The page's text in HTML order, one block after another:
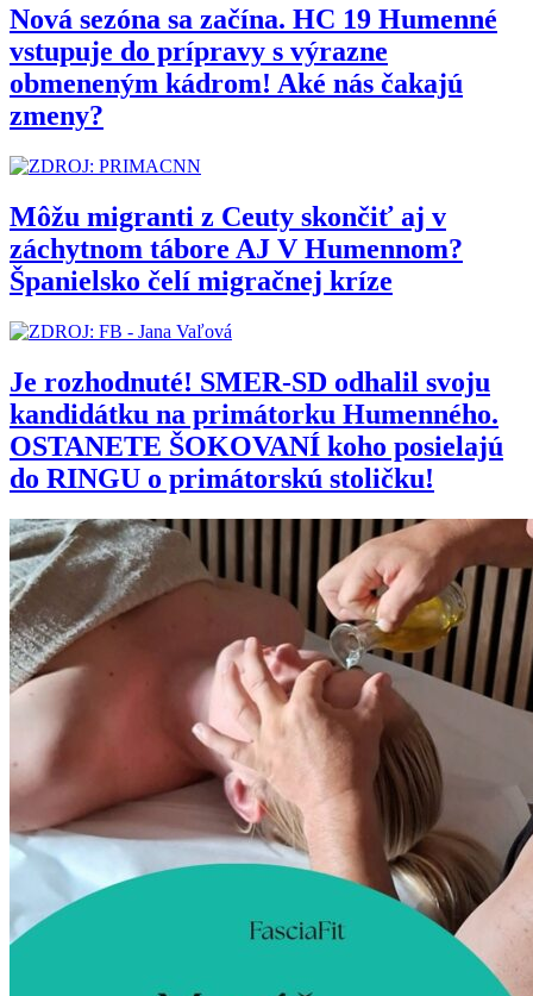
Nová sezóna sa začína. HC 19 Humenné
vstupuje do prípravy s výrazne
obmeneným kádrom! Aké nás čakajú
zmeny?
Môžu migranti z Ceuty skončiť aj v
záchytnom tábore AJ V Humennom?
Španielsko čelí migračnej kríze
Je rozhodnuté! SMER-SD odhalil svoju
kandidátku na primátorku Humenného.
OSTANETE ŠOKOVANÍ koho posielajú
do RINGU o primátorskú stoličku!